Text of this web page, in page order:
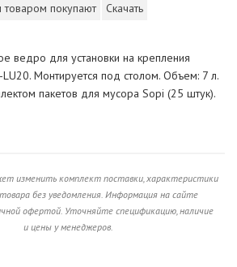
товаром покупают
Скачать
ведро для установки на крепления
Монтируется под столом. Объем: 7 л.
пакетов для мусора Sopi (25 штук).
изменить комплект поставки, характеристики
без уведомления. Информация на сайте
офертой. Уточняйте спецификацию, наличие
и цены у менеджеров.